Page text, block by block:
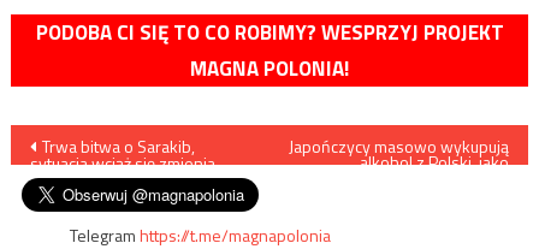
PODOBA CI SIĘ TO CO ROBIMY? WESPRZYJ PROJEKT
MAGNA POLONIA!
Nawigacja
wpisu
Trwa bitwa o Sarakib,
sytuacja wciąż się zmienia
Japończycy masowo wykupują
alkohol z Polski, jako
Telegramhttps://t.me/magnapolonia